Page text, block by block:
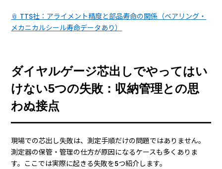
📎 TTS社：アライメント精度と部品寿命の関係（ベアリング・
メカニカルシール寿命データあり）
ダイヤルゲージ芯出しでやってはい
けない5つの失敗：収納管理との思
わぬ接点
現場での芯出し失敗は、測定手順だけの問題ではありません。
測定器の保管・管理の仕方が原因になるケースも多くありま
す。ここでは実際に起きる失敗を5つ紹介します。